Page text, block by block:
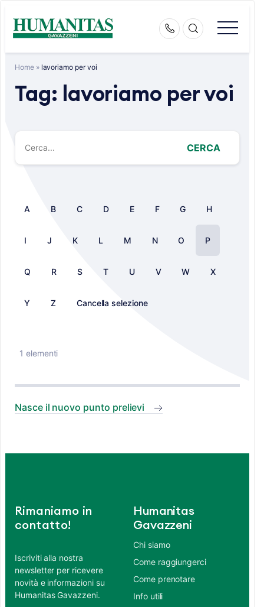
content
Home» lavoriamo per voi
Tag: lavoriamo per voi
CERCA
A B C D E F G H
I J K L M N O P
Q R S T U V W X
Y Z Cancella selezione
1 elementi
Nasce il nuovo punto prelievi
Rimaniamo in
contatto!
Iscriviti alla nostra
newsletter per ricevere
novità e informazioni su
Humanitas Gavazzeni.
Humanitas
Gavazzeni
Chi siamo
Come raggiungerci
Come prenotare
Info utili